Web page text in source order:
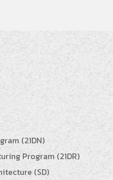
(21DN)
Program (21DR)
(SD)